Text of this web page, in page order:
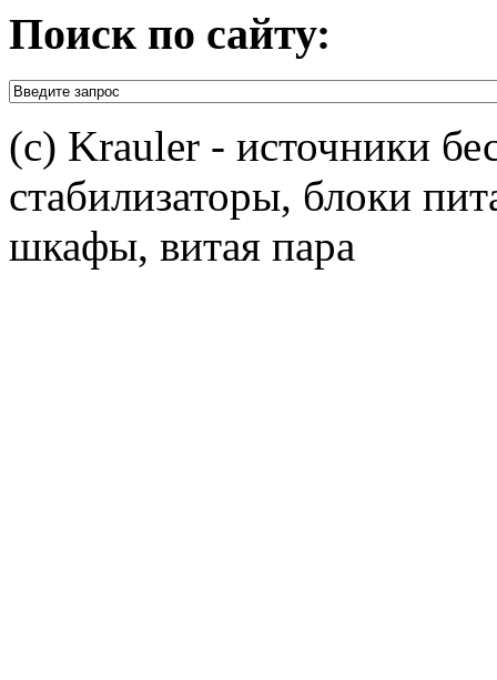
Поиск по сайту:
(c) Krauler - источники
стабилизаторы, блоки
шкафы, витая пара